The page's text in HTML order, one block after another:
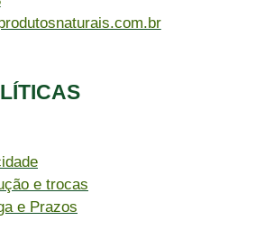
e trocas
e Prazos